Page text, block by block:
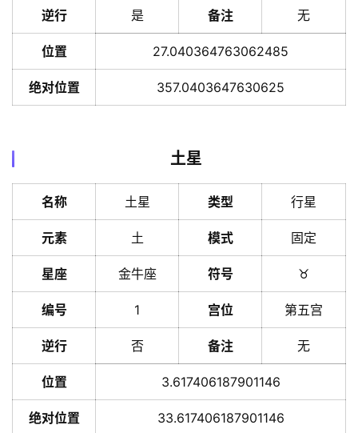
逆行 是 备注 无
位置 27.040364763062485
绝对位置 357.0403647630625
土星
名称 土星 类型 行星
元素 土 模式 固定
星座 金牛座 符号 ♉️
编号 1 宫位 第五宫
逆行 否 备注 无
位置 3.617406187901146
绝对位置 33.617406187901146